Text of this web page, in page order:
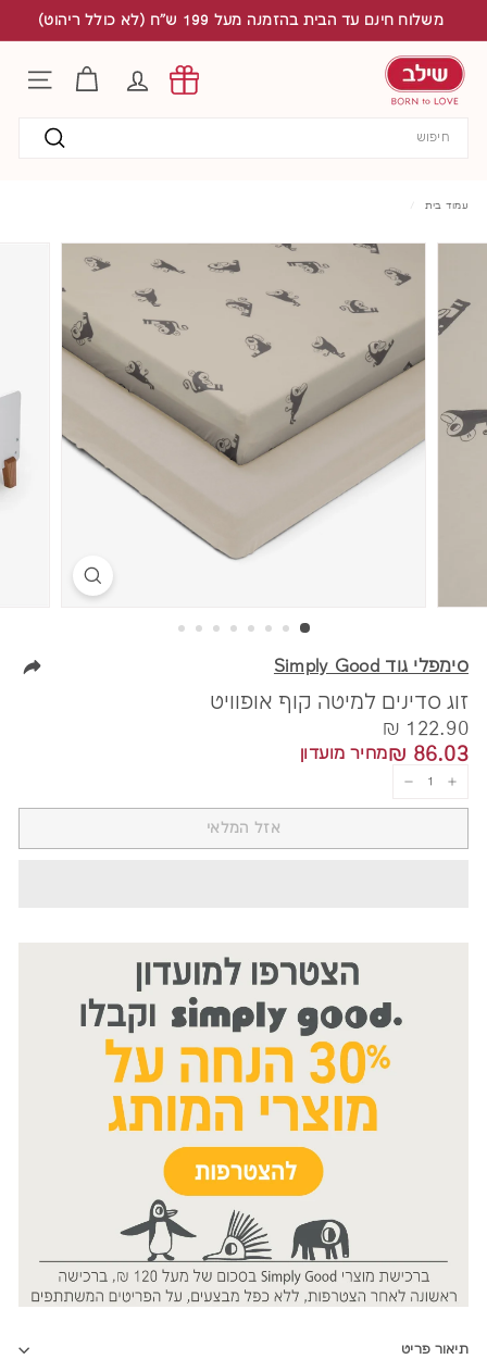
משלוח חינם עד הבית בהזמנה מעל 199 ש"ח (לא כולל ריהוט)
החשבון שלי ניווט
עמוד בית
סימפלי גוד Simply Good
זוג סדינים למיטה קוף אופוויט
מחיר
122.90 ₪
₪
86.03 ₪
86.03
מחיר מועדון
אזל המלאי
תיאור פריט